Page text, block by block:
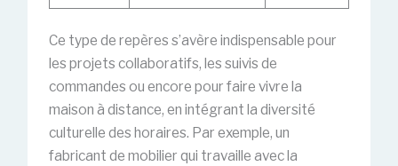
Ce type de repères s’avère indispensable pour
les projets collaboratifs, les suivis de
commandes ou encore pour faire vivre la
maison à distance, en intégrant la diversité
culturelle des horaires. Par exemple, un
fabricant de mobilier qui travaille avec la